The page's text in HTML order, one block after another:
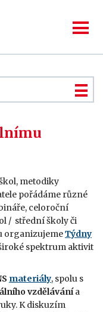
metodiky
pořádáme různé
celoroční
/ střední školy či
organizujemeTýdny
spektrum aktivit
materiály, spolu s
vzdělávánía
Kdiskuzím